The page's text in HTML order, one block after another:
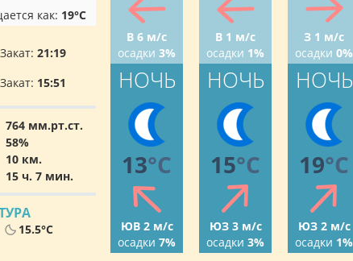
как: 19°C
21:19
15:51
764 мм.рт.ст.
58%
10 км.
15 ч. 7 мин.
15.5°C
В 6 м/с
осадки 3%
НОЧЬ
13°C
ЮВ 2 м/с
осадки 7%
В 1 м/с
осадки 1%
НОЧЬ
15°C
ЮЗ 3 м/с
осадки 3%
З 1 м/с
осадки 0%
НОЧЬ
19°C
ЮЗ 2 м/с
осадки 1%